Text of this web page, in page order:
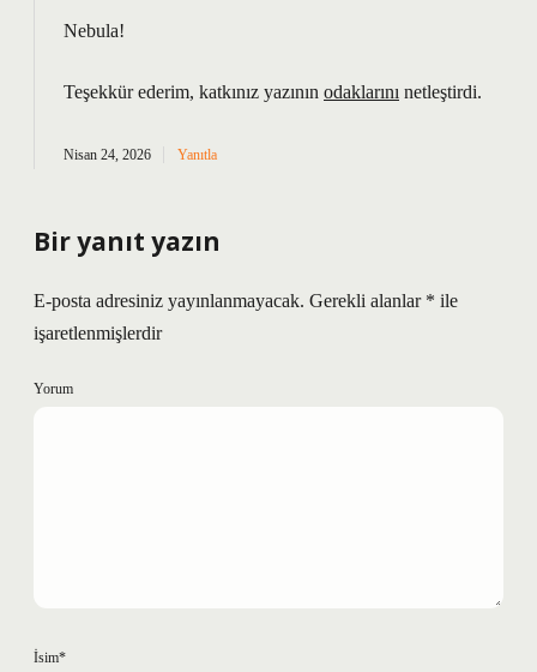
Nebula!
Teşekkür ederim, katkınız yazının odaklarını netleştirdi.
Nisan 24, 2026 Yanıtla
Bir yanıt yazın
E-posta adresiniz yayınlanmayacak. Gerekli alanlar * ile
işaretlenmişlerdir
Yorum
İsim*